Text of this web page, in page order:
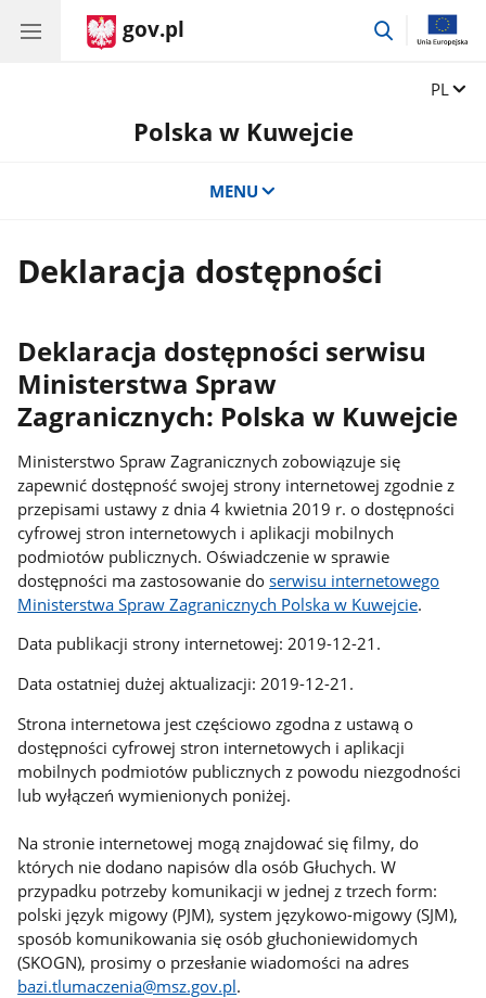
gov.pl
przejdź
Zmień
PL
Polska w Kuwejcie
MENU
Deklaracja dostępności
Deklaracja dostępności serwisu
Ministerstwa Spraw
Zagranicznych: Polska w Kuwejcie
Ministerstwo Spraw Zagranicznych zobowiązuje się
zapewnić dostępność swojej strony internetowej zgodnie z
przepisami ustawy z dnia 4 kwietnia 2019 r. o dostępności
cyfrowej stron internetowych i aplikacji mobilnych
podmiotów publicznych. Oświadczenie w sprawie
dostępności ma zastosowanie doserwisu internetowego
Ministerstwa Spraw Zagranicznych Polska w Kuwejcie.
Data publikacji strony internetowej: 2019-12-21.
Data ostatniej dużej aktualizacji: 2019-12-21.
Strona internetowa jest częściowo zgodna z ustawą o
dostępności cyfrowej stron internetowych i aplikacji
mobilnych podmiotów publicznych z powodu niezgodności
lub wyłączeń wymienionych poniżej.
Na stronie internetowej mogą znajdować się filmy, do
których nie dodano napisów dla osób Głuchych. W
przypadku potrzeby komunikacji w jednej z trzech form:
polski język migowy (PJM), system językowo-migowy (SJM),
sposób komunikowania się osób głuchoniewidomych
(SKOGN), prosimy o przesłanie wiadomości na adres
bazi.tlumaczenia@msz.gov.pl.